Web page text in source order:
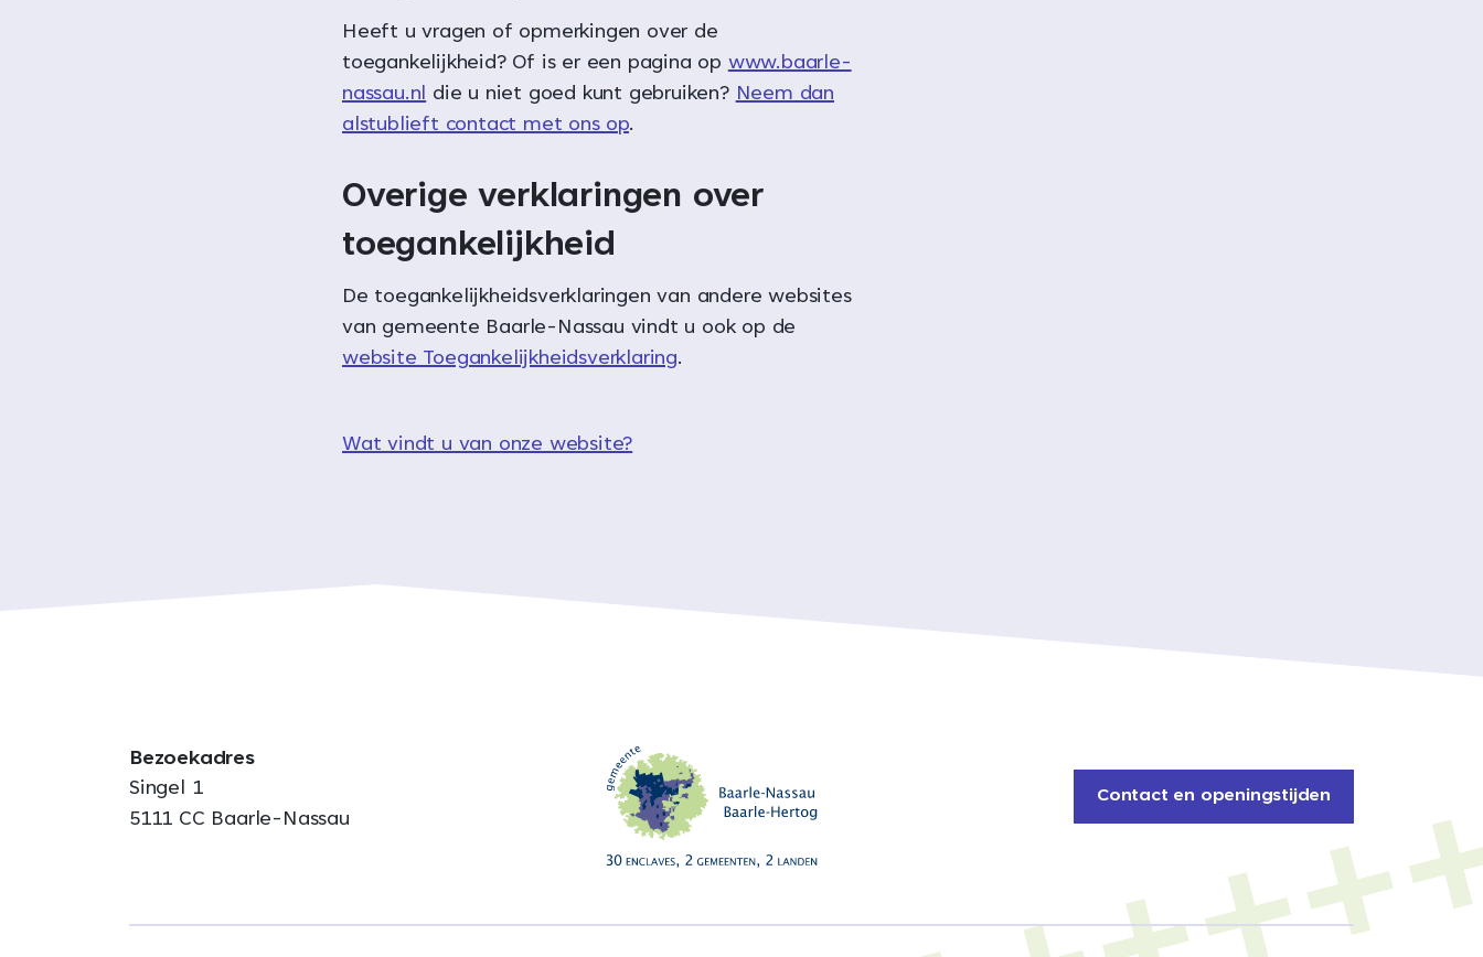
Heeft u vragen of opmerkingen over de
toegankelijkheid? Of is er een pagina op www.baarle-
nassau.nl die u niet goed kunt gebruiken? Neem dan
alstublieft contact met ons op.
Overige verklaringen over
toegankelijkheid
De toegankelijkheidsverklaringen van andere websites
van gemeente Baarle-Nassau vindt u ook op de
website Toegankelijkheidsverklaring.
Wat vindt u van onze website?
Bezoekadres
Singel 1
5111 CC Baarle-Nassau
Contact en openingstijden